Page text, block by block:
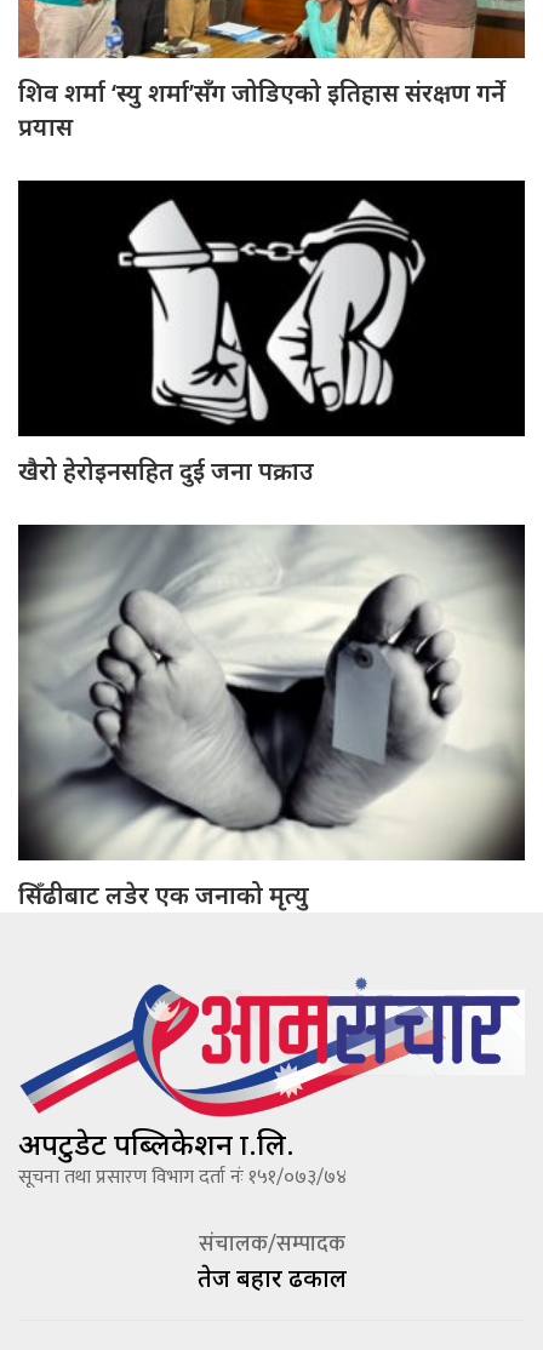
शिव शर्मा ‘स्यु शर्मा’सँग जोडिएको इतिहास संरक्षण गर्ने
प्रयास
खैरो हेरोइनसहित दुई जना पक्राउ
सिँढीबाट लडेर एक जनाको मृत्यु
अपटुडेट पब्लिकेशन प्रा.लि.
सूचना तथा प्रसारण विभाग दर्ता नंः १५१/०७३/७४
संचालक/सम्पादक
तेज बहादूर ढकाल